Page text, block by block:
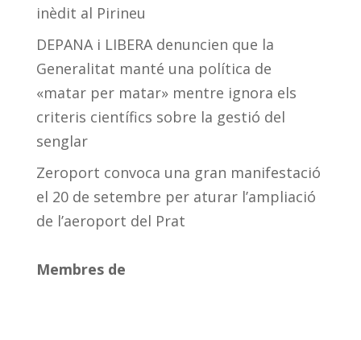
inèdit al Pirineu
DEPANA i LIBERA denuncien que la
Generalitat manté una política de
«matar per matar» mentre ignora els
criteris científics sobre la gestió del
senglar
Zeroport convoca una gran manifestació
el 20 de setembre per aturar l’ampliació
de l’aeroport del Prat
Membres de